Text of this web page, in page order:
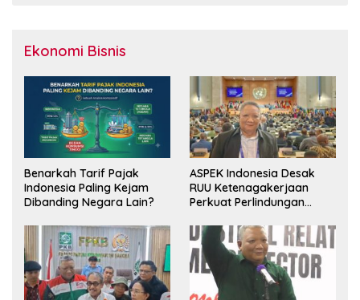
Ekonomi Bisnis
Benarkah Tarif Pajak
Indonesia Paling Kejam
Dibanding Negara Lain?
ASPEK Indonesia Desak
RUU Ketenagakerjaan
Perkuat Perlindungan
Pesangon